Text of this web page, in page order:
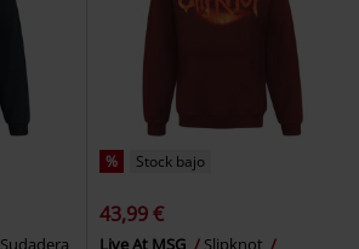
Sudadera
% Stock bajo
43,99 €
Live At MSG Slipknot